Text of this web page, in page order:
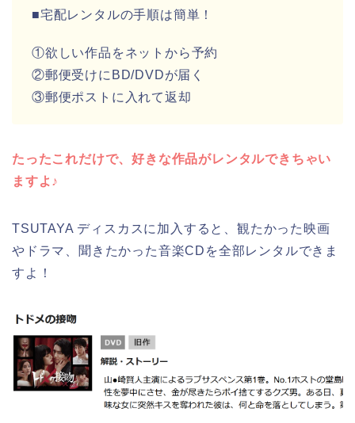
■宅配レンタルの手順は簡単！
①欲しい作品をネットから予約
②郵便受けにBD/DVDが届く
③郵便ポストに入れて返却
たったこれだけで、好きな作品がレンタルできちゃい
ますよ♪
TSUTAYA ディスカスに加入すると、観たかった映画
やドラマ、聞きたかった音楽CDを全部レンタルできま
すよ！